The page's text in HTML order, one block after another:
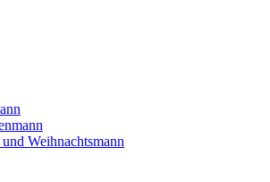
Weihnachtsmann